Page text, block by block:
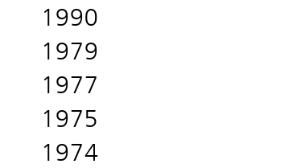
1990
1979
1977
1975
1974